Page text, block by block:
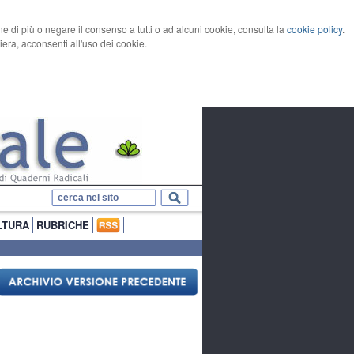
di più o negare il consenso a tutti o ad alcuni cookie, consulta la cookie policy.
acconsenti all'uso dei cookie.
RUBRICHE